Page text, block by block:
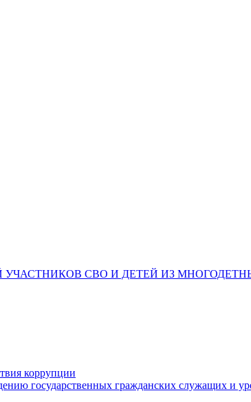
СВО И ДЕТЕЙ ИЗ
коррупции
государственных гражданских служащих и